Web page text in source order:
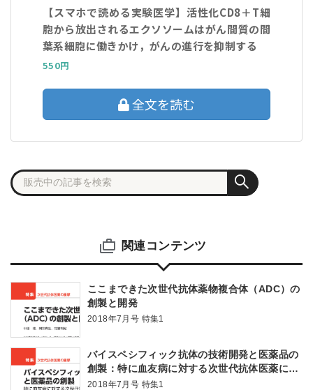
【スマホで読める実験医学】活性化CD8＋T細
胞から放出されるエクソソームはがん間質の間
葉系細胞に働きかけ，がんの進行を抑制する
550円
全文を読む
関連コンテンツ
ここまできた次世代抗体薬物複合体（ADC）の
創製と開発
2018年7月号 特集1
バイスペシフィック抗体の技術開発と医薬品の
創製：特に血友病に対する次世代抗体医薬につ
いて
2018年7月号 特集1